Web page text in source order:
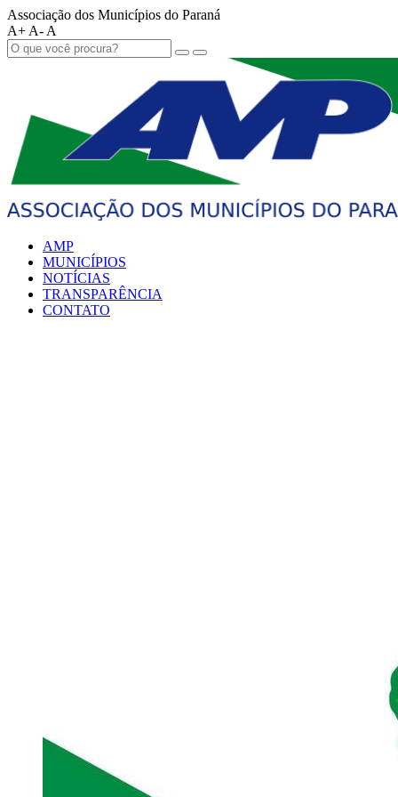
Associação dos Municípios do Paraná
A+ A- A
AMP
MUNICÍPIOS
NOTÍCIAS
TRANSPARÊNCIA
CONTATO